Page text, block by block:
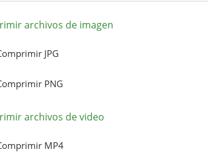
archivos de imagen
JPG
PNG
archivos de video
MP4